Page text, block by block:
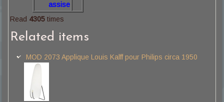
assise
Read 4305 times
Related items
MOD 2073 Applique Louis Kalff pour Philips circa 1950